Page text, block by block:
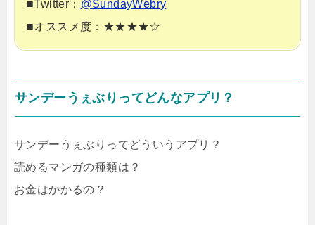
■Twitter： @SundayWebry
■オススメ度：★★★★☆
サンデーうぇぶりってどんなアプリ？
サンデーうぇぶりってどういうアプリ？
読めるマンガの種類は？
お金はかかるの？